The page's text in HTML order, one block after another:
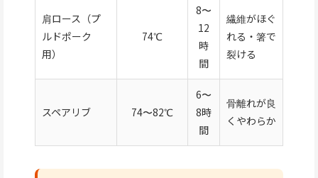
肩ロース（プ
ルドポーク
用）
74℃
8〜
12
時
間
繊維がほぐ
れる・箸で
裂ける
スペアリブ 74〜82℃
6〜
8時
間
骨離れが良
くやわらか